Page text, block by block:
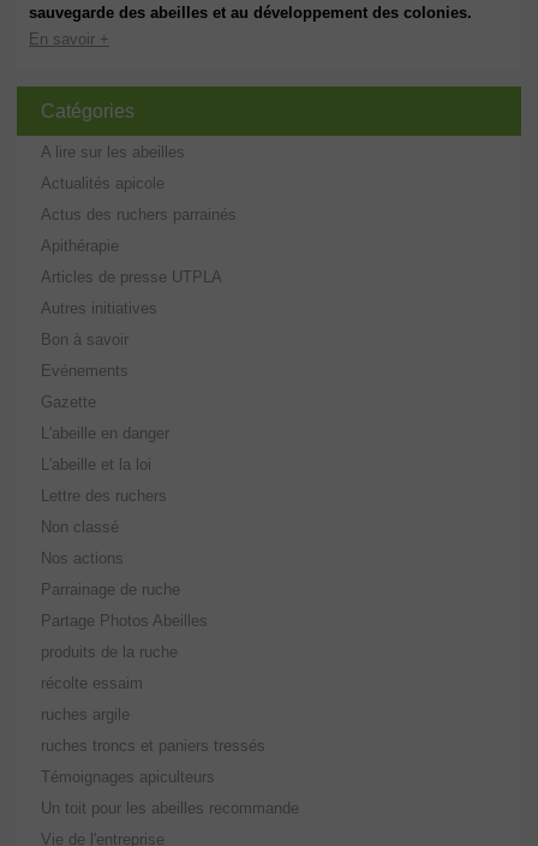
sauvegarde des abeilles et au développement des colonies.
En savoir +
Catégories
A lire sur les abeilles
Actualités apicole
Actus des ruchers parrainés
Apithérapie
Articles de presse UTPLA
Autres initiatives
Bon à savoir
Evénements
Gazette
L'abeille en danger
L'abeille et la loi
Lettre des ruchers
Non classé
Nos actions
Parrainage de ruche
Partage Photos Abeilles
produits de la ruche
récolte essaim
ruches argile
ruches troncs et paniers tressés
Témoignages apiculteurs
Un toit pour les abeilles recommande
Vie de l'entreprise